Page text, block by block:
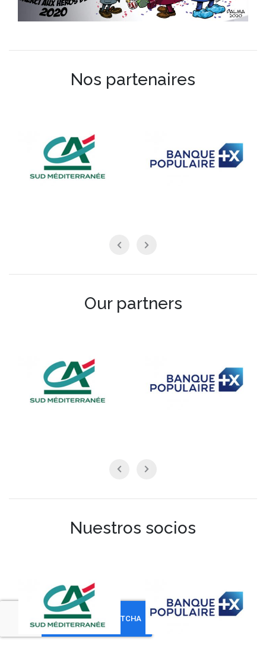
Nos partenaires
Our partners
Nuestros socios